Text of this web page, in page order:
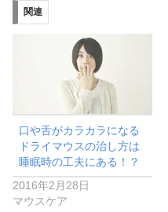
関連
口や舌がカラカラになる
ドライマウスの治し方は
睡眠時の工夫にある！？
2016年2月28日
マウスケア